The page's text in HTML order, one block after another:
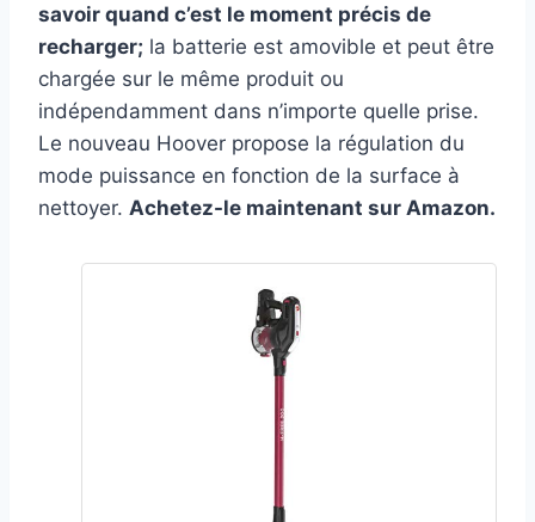
savoir quand c’est le moment précis de
recharger; la batterie est amovible et peut être
chargée sur le même produit ou
indépendamment dans n’importe quelle prise.
Le nouveau Hoover propose la régulation du
mode puissance en fonction de la surface à
nettoyer. Achetez-le maintenant sur Amazon.